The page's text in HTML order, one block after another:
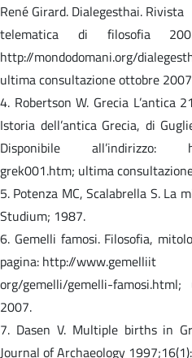
René Girard. Dialegesthai. Rivista
telematica di filosofia
http://mondodomani.org/
ultima consultazione ottobre
4. Robertson W. Grecia L’antica
Istoria dell’antica Grecia, di
Disponibile all’indirizzo:
grek001.htm; ultima
5. Potenza MC, Scalabrella S. La
Studium; 1987.
6. Gemelli famosi. Filosofia,
pagina: http://www.gemelliit
org/gemelli/gemelli-
2007.
7. Dasen V. Multiple births in
Journal of Archaeology